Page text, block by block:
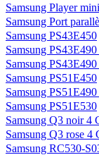
Samsung Player
Samsung Port
Samsung PS43E450
Samsung
Samsung
Samsung PS51E450
Samsung
Samsung PS51E530
Samsung Q3 noir 4
Samsung Q3 rose 4
Samsung RC530-